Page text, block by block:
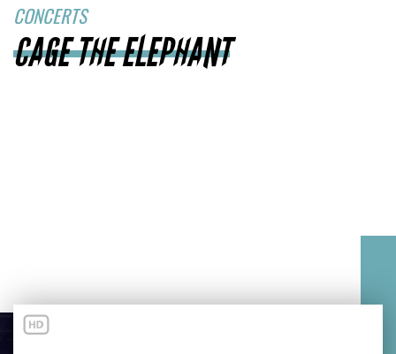
CONCERTS
CAGE THE ELEPHANT